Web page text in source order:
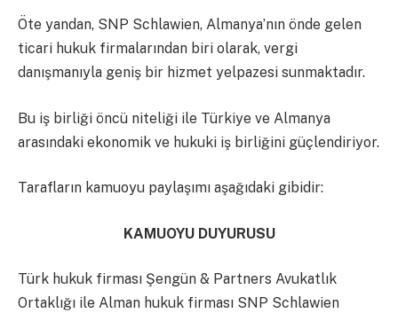
Öte yandan, SNP Schlawien, Almanya’nın önde gelen
ticari hukuk firmalarından biri olarak, vergi
danışmanıyla geniş bir hizmet yelpazesi sunmaktadır.
Bu iş birliği öncü niteliği ile Türkiye ve Almanya
arasındaki ekonomik ve hukuki iş birliğini güçlendiriyor.
Tarafların kamuoyu paylaşımı aşağıdaki gibidir:
KAMUOYU DUYURUSU
Türk hukuk firması Şengün & Partners Avukatlık
Ortaklığı ile Alman hukuk firması SNP Schlawien